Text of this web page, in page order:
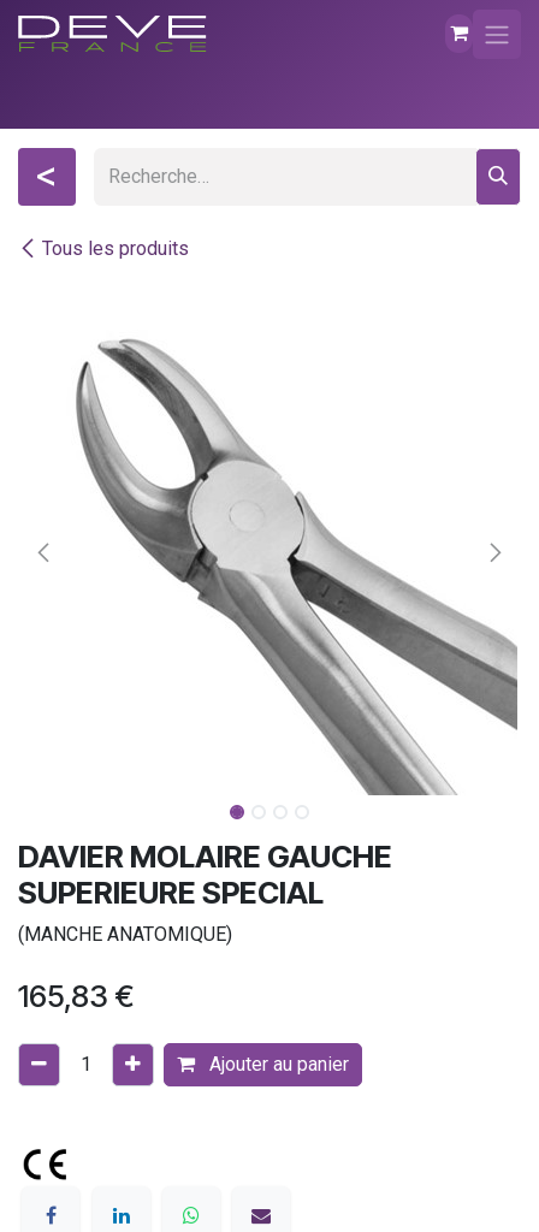
Se rendre au contenu
Tous les produits
<
DAVIER MOLAIRE GAUCHE
SUPERIEURE SPECIAL
(MANCHE ANATOMIQUE)
165,83 €
Ajouter au panier